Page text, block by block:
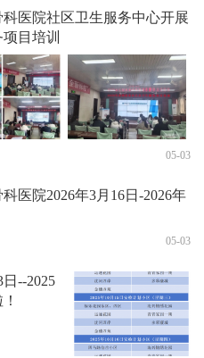
科医院社区卫生服务中心开展
目培训
05-03
医院2026年3月16日-2026年
05-03
日--2025